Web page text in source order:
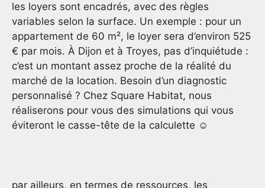
les loyers sont encadrés, avec des règles
variables selon la surface. Un exemple : pour un
appartement de 60 m², le loyer sera d’environ 525
€ par mois. À Dijon et à Troyes, pas d’inquiétude :
c’est un montant assez proche de la réalité du
marché de la location. Besoin d’un diagnostic
personnalisé ? Chez Square Habitat, nous
réaliserons pour vous des simulations qui vous
éviteront le casse-tête de la calculette ☺
par ailleurs, en termes de ressources, les